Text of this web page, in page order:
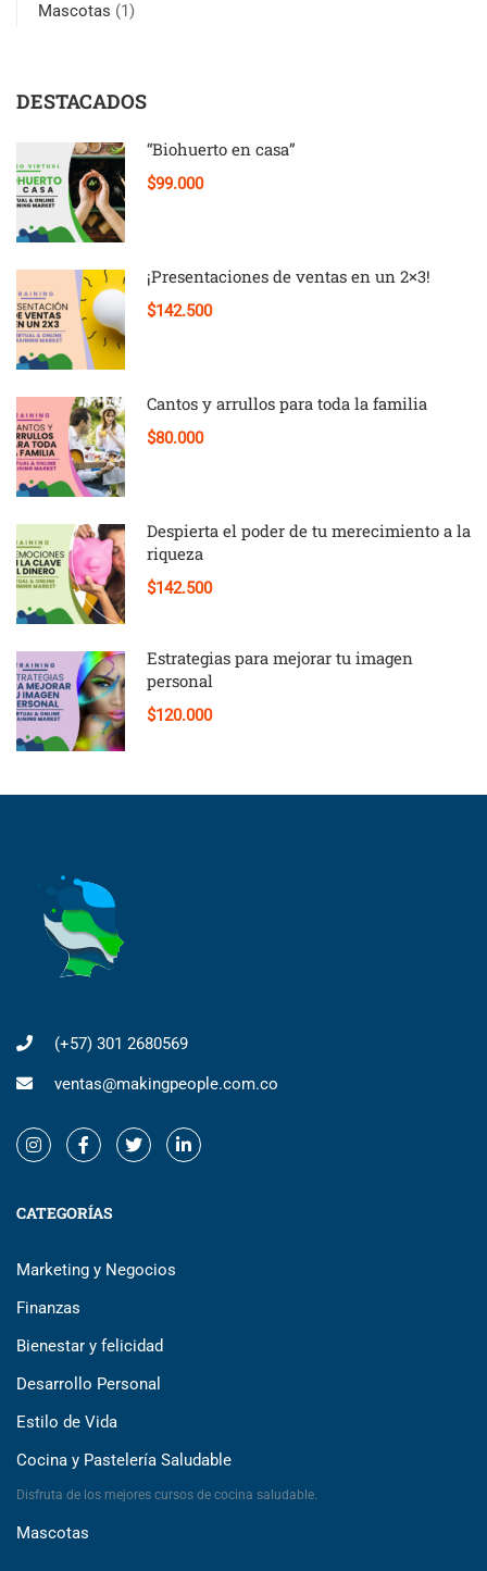
Mascotas (1)
DESTACADOS
“Biohuerto en casa”
$99.000
¡Presentaciones de ventas en un 2×3!
$142.500
Cantos y arrullos para toda la familia
$80.000
Despierta el poder de tu merecimiento a la
riqueza
$142.500
Estrategias para mejorar tu imagen
personal
$120.000
(+57) 301 2680569
ventas@makingpeople.com.co
CATEGORÍAS
Marketing y Negocios
Finanzas
Bienestar y felicidad
Desarrollo Personal
Estilo de Vida
Cocina y Pastelería Saludable
Disfruta de los mejores cursos de cocina saludable.
Mascotas